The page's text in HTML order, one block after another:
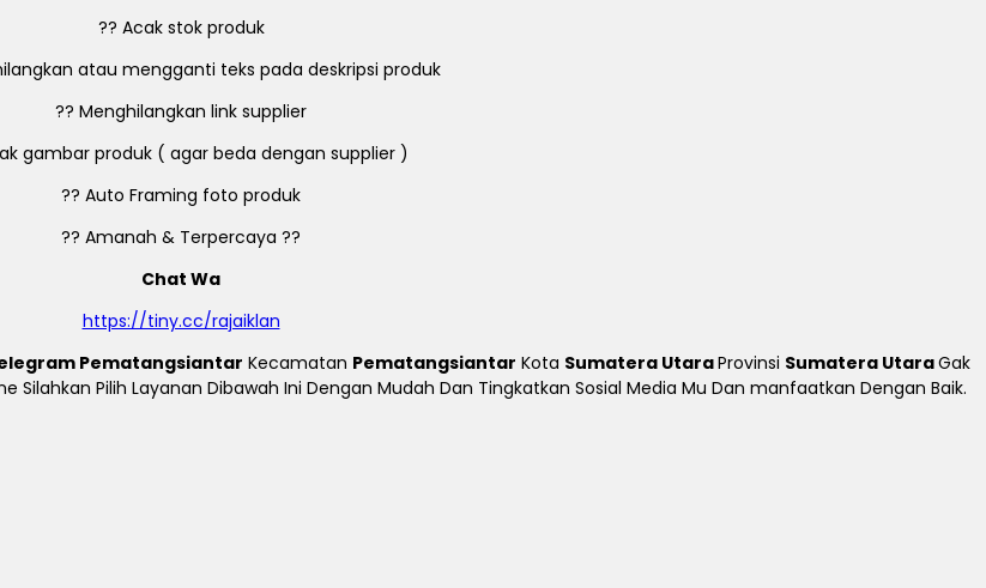
?? Acak stok produk
atau mengganti teks pada deskripsi produk
?? Menghilangkan link supplier
gambar produk ( agar beda dengan supplier )
?? Auto Framing foto produk
?? Amanah & Terpercaya ??
Chat Wa
https://tiny.cc/rajaiklan
Pematangsiantar Kecamatan Pematangsiantar Kota Sumatera UtaraProvinsi Sumatera UtaraGak
Silahkan Pilih Layanan Dibawah Ini Dengan Mudah Dan Tingkatkan Sosial Media Mu Dan manfaatkan Dengan Baik.